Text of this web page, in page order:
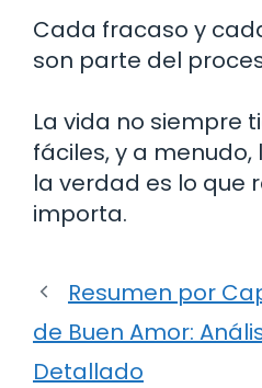
Cada fracaso y
son parte del
La vida no siempre
fáciles, y a
la verdad es lo que
importa.
Resumen por
de Buen Amor:
Detallado